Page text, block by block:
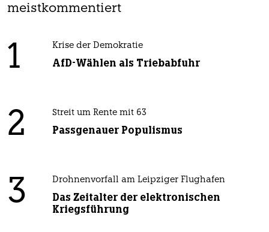
meistkommentiert
1 Krise der Demokratie
AfD-Wählen als Triebabfuhr
2 Streit um Rente mit 63
Passgenauer Populismus
3 Drohnenvorfall am Leipziger Flughafen
Das Zeitalter der elektronischen
Kriegsführung